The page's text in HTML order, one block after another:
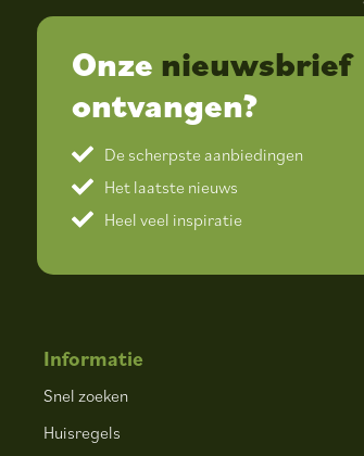
Onze nieuwsbrief
ontvangen?
De scherpste aanbiedingen
Het laatste nieuws
Heel veel inspiratie
Informatie
Snel zoeken
Huisregels